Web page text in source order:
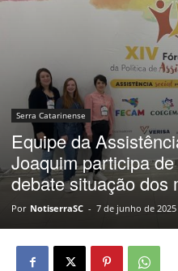
Serra Catarinense
Equipe da
Joaquim participa
debate situação dos
Por NotiserraSC - 7 de junho de 2025